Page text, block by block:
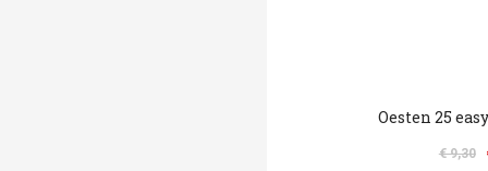
Oesten 25
€ 9,30